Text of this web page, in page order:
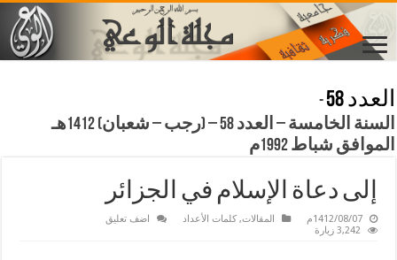
العدد 58
-
السنة الخامسة – العدد 58 – (رجب – شعبان) 1412هـ
الموافق شباط 1992م
إلى دعاة الإسلام في الجزائر
1412/08/07م المقالات,كلمات الأعداد
اضف تعليق
3,242 زيارة